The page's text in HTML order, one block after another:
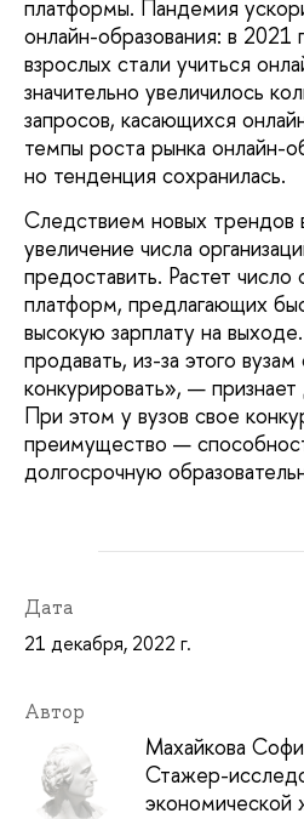
платформы. Пандемия
онлайн-образования: в
взрослых стали учиться
значительно увеличилось
запросов, касающихся
темпы роста рынка онлайн-
но тенденция сохранилась.
Следствием новых трендов
увеличение числа
предоставить. Растет число
платформ, предлагающих
высокую зарплату на
продавать, из-за этого
конкурировать», —
При этом у вузов свое
преимущество —
долгосрочную
Дата
21 декабря, 2022 г.
Автор
Махайкова
Стажер-
экономической